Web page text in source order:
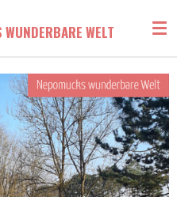
WELT